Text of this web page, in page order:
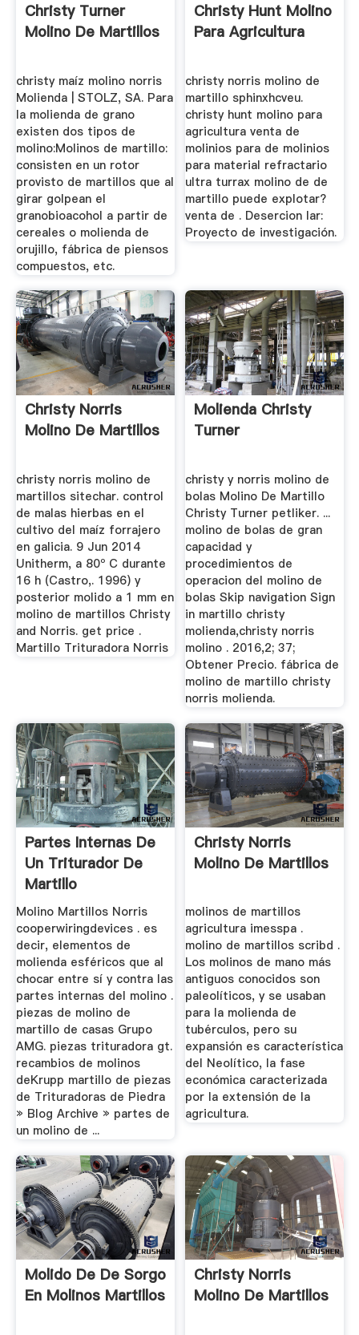
Christy Turner
Molino De Martillos
christy maíz molino norris
Molienda | STOLZ, SA. Para
la molienda de grano
existen dos tipos de
molino:Molinos de martillo:
consisten en un rotor
provisto de martillos que al
girar golpean el
granobioacohol a partir de
cereales o molienda de
orujillo, fábrica de piensos
compuestos, etc.
Christy Hunt Molino
Para Agricultura
christy norris molino de
martillo sphinxhcveu.
christy hunt molino para
agricultura venta de
molinios para de molinios
para material refractario
ultra turrax molino de de
martillo puede explotar?
venta de . Desercion lar:
Proyecto de investigación.
Christy Norris
Molino De Martillos
christy norris molino de
martillos sitechar. control
de malas hierbas en el
cultivo del maíz forrajero
en galicia. 9 Jun 2014
Unitherm, a 80º C durante
16 h (Castro,. 1996) y
posterior molido a 1 mm en
molino de martillos Christy
and Norris. get price .
Martillo Trituradora Norris
Molienda Christy
Turner
christy y norris molino de
bolas Molino De Martillo
Christy Turner petliker. ...
molino de bolas de gran
capacidad y
procedimientos de
operacion del molino de
bolas Skip navigation Sign
in martillo christy
molienda,christy norris
molino . 2016,2; 37;
Obtener Precio. fábrica de
molino de martillo christy
norris molienda.
Partes Internas De
Un Triturador De
Martillo
Molino Martillos Norris
cooperwiringdevices . es
decir, elementos de
molienda esféricos que al
chocar entre sí y contra las
partes internas del molino .
piezas de molino de
martillo de casas Grupo
AMG. piezas trituradora gt.
recambios de molinos
deKrupp martillo de piezas
de Trituradoras de Piedra
» Blog Archive » partes de
un molino de ...
Christy Norris
Molino De Martillos
molinos de martillos
agricultura imesspa .
molino de martillos scribd .
Los molinos de mano más
antiguos conocidos son
paleolíticos, y se usaban
para la molienda de
tubérculos, pero su
expansión es característica
del Neolítico, la fase
económica caracterizada
por la extensión de la
agricultura.
Molido De De Sorgo
En Molinos Martillos
Christy Norris
Molino De Martillos